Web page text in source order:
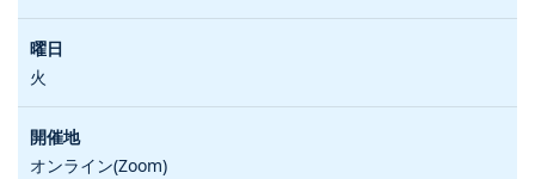
火
オンライン(Zoom)